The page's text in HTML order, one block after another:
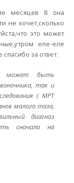
месяцев 8 она
не хочет,сколько
это может
еле-еле
спасибо за ответ.
может быть
так и
( МРТ
малого таза,
диагноз
сначала на